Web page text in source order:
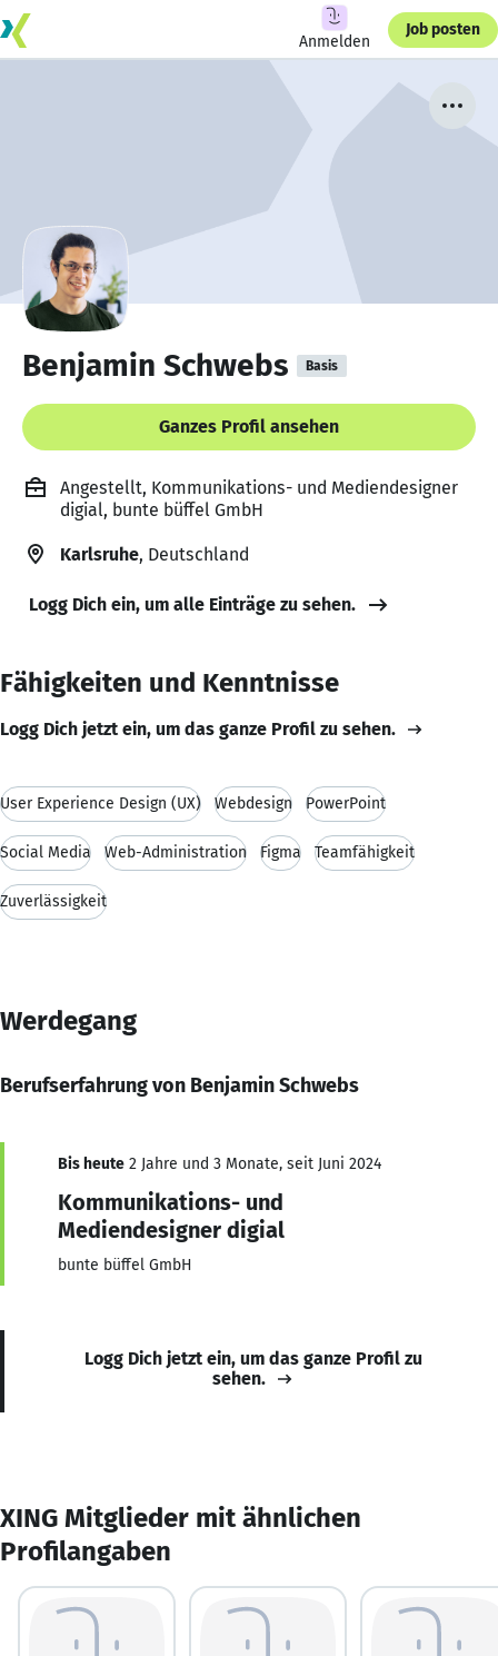
Anmelden
Job posten
Benjamin Schwebs Basis
Ganzes Profil ansehen
Angestellt, Kommunikations- und Mediendesigner
digial, bunte büffel GmbH
Karlsruhe, Deutschland
Logg Dich ein, um alle Einträge zu sehen.
Fähigkeiten und Kenntnisse
Logg Dich jetzt ein, um das ganze Profil zu sehen.
User Experience Design (UX) Webdesign PowerPoint
Social Media Web-Administration Figma Teamfähigkeit
Zuverlässigkeit
Werdegang
Berufserfahrung von Benjamin Schwebs
Bis heute 2 Jahre und 3 Monate, seit Juni 2024
Kommunikations- und
Mediendesigner digial
bunte büffel GmbH
Logg Dich jetzt ein, um das ganze Profil zu
sehen.
XING Mitglieder mit ähnlichen
Profilangaben